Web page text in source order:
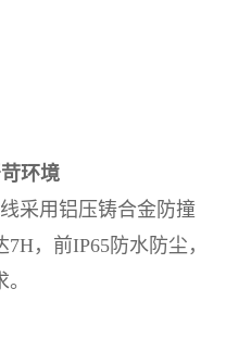
环境
采用铝压铸合金防撞
，前IP65防水防尘，